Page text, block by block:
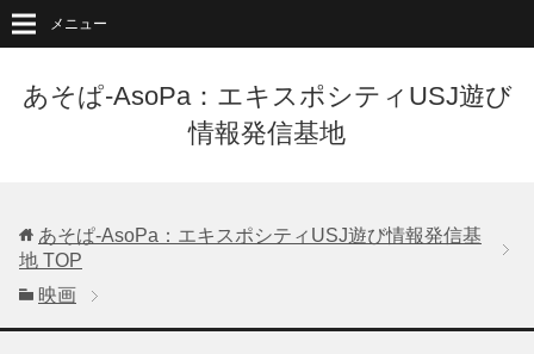
あそぱ-AsoPa：エキスポシティUSJ遊び
情報発信基地
メニュー
あそぱ-AsoPa：エキスポシティUSJ遊び情報発信基
地 TOP
映画